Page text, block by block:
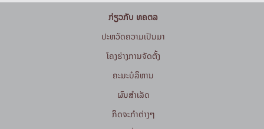
ກ່ຽວກັບ ທຄຕລ
ປະຫວັດຄວາມເປັນມາ
ໂຄງຮ່າງການຈັດຕັ້ງ
ຄະນະບໍລິຫານ
ຜົນສຳເລັດ
ກິດຈະກໍາຕ່າງໆ